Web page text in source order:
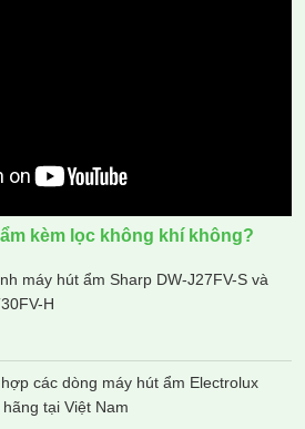
kèm lọc không khí không?
máy hút ẩm Sharp DW-J27FV-S và
H
các dòng máy hút ẩm Electrolux
tại Việt Nam